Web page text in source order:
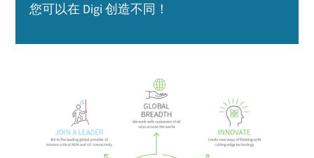
您可以在 Digi 创造不同！